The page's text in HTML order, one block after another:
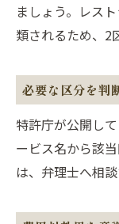
ましょう。レス
類されるため、2
必要な区分を判
特許庁が公開し
ービス名から該
は、弁理士へ相